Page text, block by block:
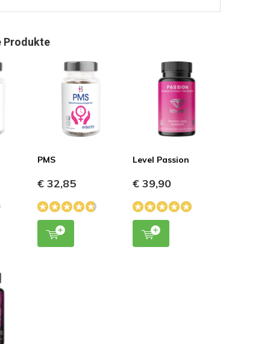
Durch
4 / 5
overwhelmed from my day. They work really
DurchP. V- 25-09-2022 00:27
positieve gevoelens en energie.
DurchMark. N - 23-09-2022 13:19
Al na 2 dagen een positief en goed gevoel.
SUPER TEVREDEN.
Produkte
PMS
€ 32,85
Level Passion
€ 39,90